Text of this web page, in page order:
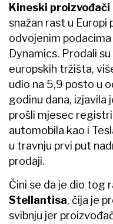
Kineski proizvođači
snažan rast u Europi
odvojenim
Dynamics. Prodali
europskih tržišta,
udio na 5,9 posto u
godinu dana, izjavila
prošli mjesec
automobila kao i
u travnju prvi put
prodaji.
Čini se da je dio tog
Stellantisa, čija je
svibnju jer